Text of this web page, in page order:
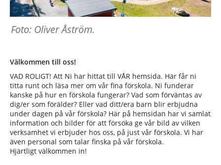
Foto: Oliver Åström.
Välkommen till oss!
VAD ROLIGT! Att Ni har hittat till VÅR hemsida. Här får ni
titta runt och läsa mer om vår fina förskola. Ni funderar
kanske på hur en förskola fungerar? Vad som förväntas av
dig/er som förälder? Eller vad ditt/era barn blir erbjudna
under dagen på vår förskola? Här på hemsidan har vi samlat
information och bilder för att försöka ge vår bild av vilken
verksamhet vi erbjuder hos oss, på just vår förskola. Vi har
även personal som talar finska på vår förskola.
Hjärtligt välkommen in!